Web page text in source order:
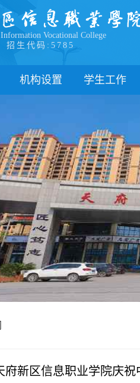
Vocational College
招生代码:5785
机构设置
职能部门
学生工作
新闻动态
团委
管理制度
学生风采
心理健康
下载中心
联系我们
府新区信息职业学院庆祝